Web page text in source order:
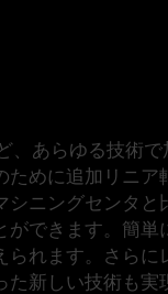
、あらゆる技術
ために追加リニア
シニングセンタ
ができます。簡単
れます。 さらに
新しい技術も実